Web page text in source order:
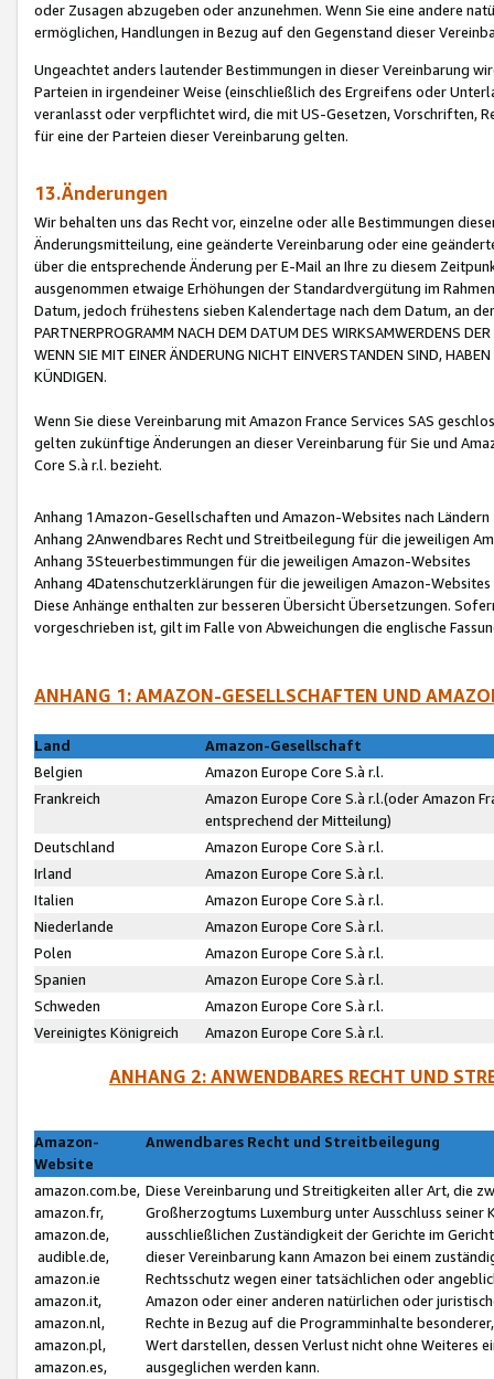
oder Zusagen abzugeben oder anzunehmen. Wenn Sie eine andere
ermöglichen, Handlungen in Bezug auf den Gegenstand dieser
Ungeachtet anders lautender Bestimmungen in dieser Vereinbarung
Parteien in irgendeiner Weise (einschließlich des Ergreifens oder
veranlasst oder verpflichtet wird, die mit US-Gesetzen, Vorschriften,
für eine der Parteien dieser Vereinbarung gelten.
13.Änderungen
Wir behalten uns das Recht vor, einzelne oder alle Bestimmungen
Änderungsmitteilung, eine geänderte Vereinbarung oder eine
über die entsprechende Änderung per E-Mail an Ihre zu diesem
ausgenommen etwaige Erhöhungen der Standardvergütung im
Datum, jedoch frühestens sieben Kalendertage nach dem Datum, an
PARTNERPROGRAMM NACH DEM DATUM DES WIRKSAMWERDENS
WENN SIE MIT EINER ÄNDERUNG NICHT EINVERSTANDEN SIND,
KÜNDIGEN.
Wenn Sie diese Vereinbarung mit Amazon France Services SAS
gelten zukünftige Änderungen an dieser Vereinbarung für Sie und
Core S.à r.l. bezieht.
Anhang 1Amazon-Gesellschaften und Amazon-Websites nach Ländern
Anhang 2Anwendbares Recht und Streitbeilegung für die jeweiligen
Anhang 3Steuerbestimmungen für die jeweiligen Amazon-Websites
Anhang 4Datenschutzerklärungen für die jeweiligen Amazon-Websites
Diese Anhänge enthalten zur besseren Übersicht Übersetzungen.
vorgeschrieben ist, gilt im Falle von Abweichungen die englische
ANHANG 1: AMAZON-GESELLSCHAFTEN UND
Land
Amazon-Gesellschaft
Belgien
Amazon Europe Core S.à r.l.
Frankreich
Amazon Europe Core S.à r.l.(oder Amazon
entsprechend der Mitteilung)
Deutschland
Amazon Europe Core S.à r.l.
Irland
Amazon Europe Core S.à r.l.
Italien
Amazon Europe Core S.à r.l.
Niederlande
Amazon Europe Core S.à r.l.
Polen
Amazon Europe Core S.à r.l.
Spanien
Amazon Europe Core S.à r.l.
Schweden
Amazon Europe Core S.à r.l.
Vereinigtes Königreich
Amazon Europe Core S.à r.l.
ANHANG 2: ANWENDBARES RECHT UND
Amazon-
Website
Anwendbares Recht und Streitbeilegung
amazon.com.be,
amazon.fr,
amazon.de,
audible.de,
amazon.ie
amazon.it,
amazon.nl,
amazon.pl,
amazon.es,
Diese Vereinbarung und Streitigkeiten aller Art, die
Großherzogtums Luxemburg unter Ausschluss
ausschließlichen Zuständigkeit der Gerichte im
dieser Vereinbarung kann Amazon bei einem
Rechtsschutz wegen einer tatsächlichen oder
Amazon oder einer anderen natürlichen oder
Rechte in Bezug auf die Programminhalte
Wert darstellen, dessen Verlust nicht ohne Weiteres
ausgeglichen werden kann.